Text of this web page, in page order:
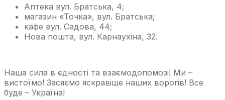
Аптека вул. Братська, 4;
магазин «Точка», вул. Братська;
кафе вул. Садова, 44;
Нова пошта, вул. Карнаухіна, 32.
Наша сила в єдності та взаємодопомозі! Ми –
вистоїмо! Засяємо яскравіше наших ворогів! Все
буде – Україна!